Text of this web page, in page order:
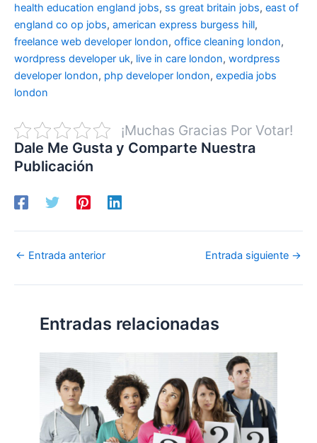
health education england jobs, ss great britain jobs, east of
england co op jobs, american express burgess hill,
freelance web developer london, office cleaning london,
wordpress developer uk, live in care london, wordpress
developer london, php developer london, expedia jobs
london
¡Muchas Gracias Por Votar!
Dale Me Gusta y Comparte Nuestra
Publicación
← Entrada anterior Entrada siguiente →
Entradas relacionadas